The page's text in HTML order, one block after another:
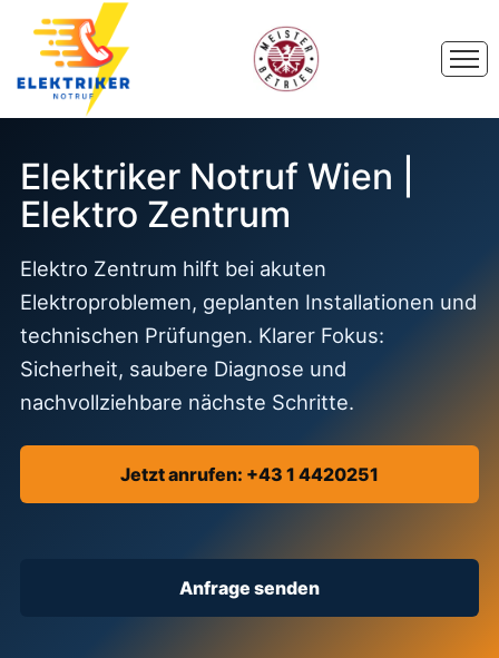
Elektriker Notruf Wien |
Elektro Zentrum
Elektro Zentrum hilft bei akuten
Elektroproblemen, geplanten Installationen und
technischen Prüfungen. Klarer Fokus:
Sicherheit, saubere Diagnose und
nachvollziehbare nächste Schritte.
Jetzt anrufen: +43 1 4420251
Anfrage senden